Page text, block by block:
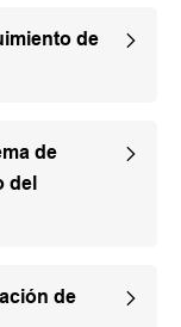
de
de
del
de